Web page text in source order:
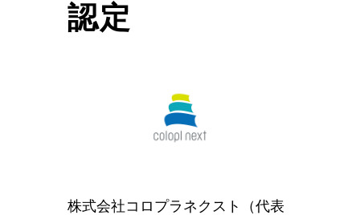
認定
株式会社コロプラネクスト（代表